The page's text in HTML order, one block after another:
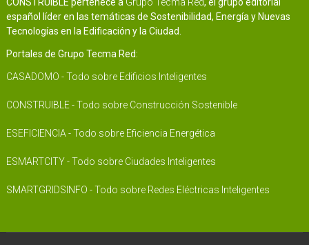
español líder en las temáticas de Sostenibilidad, Energía y Nuevas
Tecnologías en la Edificación y la Ciudad.
Portales de Grupo Tecma Red:
CASADOMO - Todo sobre Edificios Inteligentes
CONSTRUIBLE - Todo sobre Construcción Sostenible
ESEFICIENCIA - Todo sobre Eficiencia Energética
ESMARTCITY - Todo sobre Ciudades Inteligentes
SMARTGRIDSINFO - Todo sobre Redes Eléctricas Inteligentes